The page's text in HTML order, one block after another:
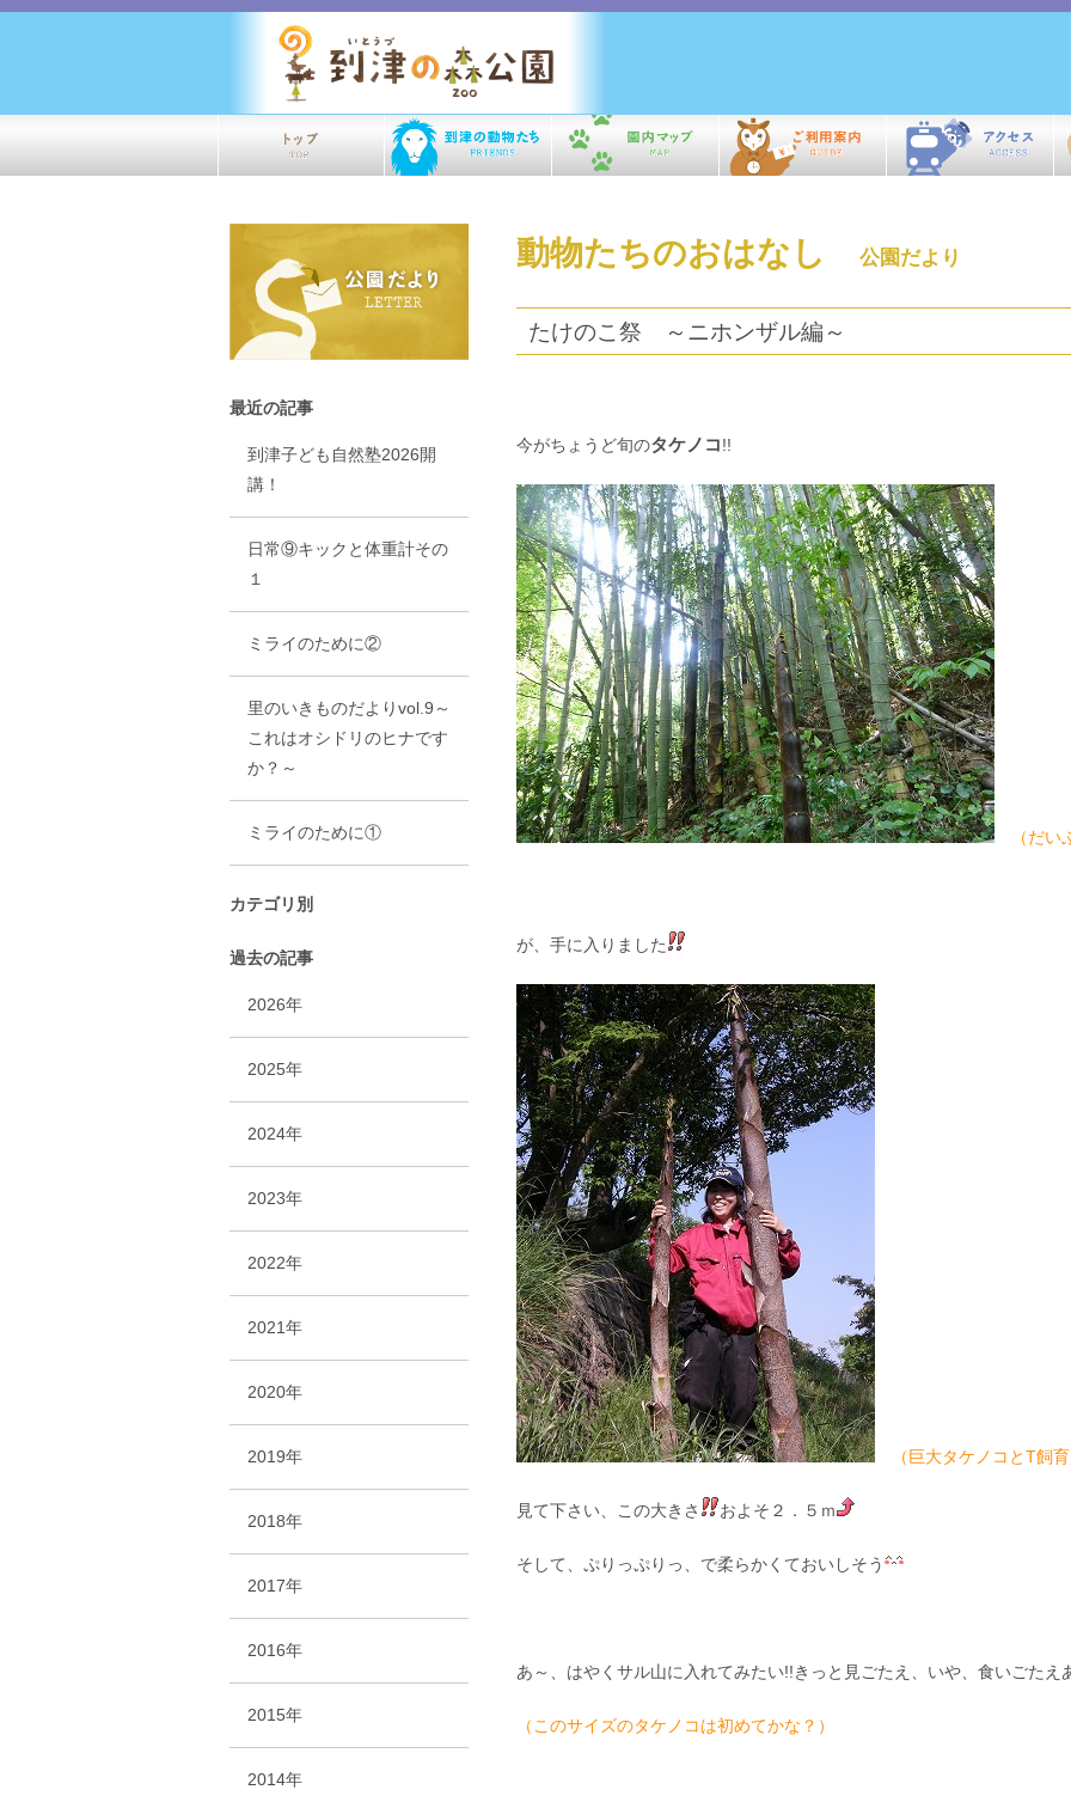
動物たちのおはなし 公園だより
たけのこ祭 ～ニホンザル編～
今がちょうど旬のタケノコ!!
（だ
が、手に入りました
（巨大タケノコとT飼
見て下さい、この大きさ およそ２．５ｍ
そして、ぷりっぷりっ、で柔らかくておいしそう
あ～、はやくサル山に入れてみたい!!きっと見ごたえ、いや、食いごたえ
（このサイズのタケノコは初めてかな？）
最近の記事
到津子ども自然塾2026開
講！
日常⑨キックと体重計その
１
ミライのために②
里のいきものだよりvol.9～
これはオシドリのヒナです
か？～
ミライのために①
カテゴリ別
過去の記事
2026年
2025年
2024年
2023年
2022年
2021年
2020年
2019年
2018年
2017年
2016年
2015年
2014年